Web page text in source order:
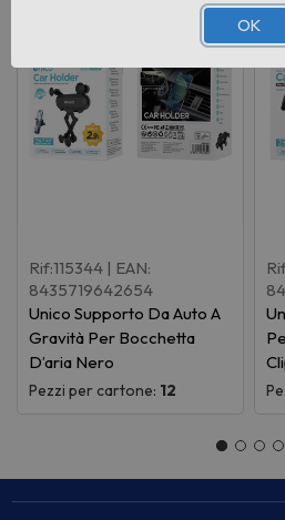
Rif:115344 | EAN:
8435719642654
Unico Supporto Da Auto A
Gravità Per Bocchetta
D’aria Nero
Pezzi per cartone: 12
OK